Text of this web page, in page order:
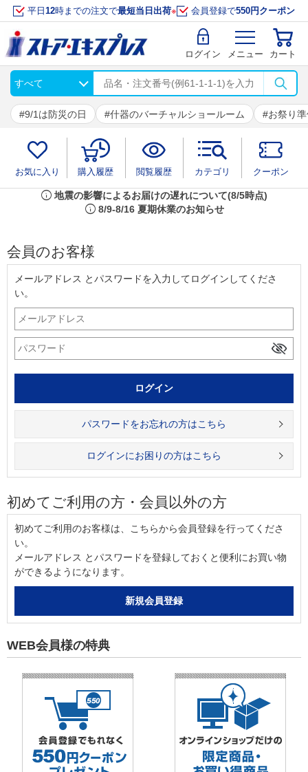
平日 12時までの注文で最短当日出荷※ 会員登録で550円クーポン
ログイン メニュー カート
9/1は防災の日 什器のバーチャルショールーム お祭り
お気に入り 購入履歴 閲覧履歴 カテゴリ クーポン
info 地震の影響によるお届けの遅れについて(8/5時点)
info 8/9-8/16 夏期休業のお知らせ
会員のお客様
メールアドレス とパスワードを入力してログインしてくださ
い。
パスワードをお忘れの方はこちら
ログインにお困りの方はこちら
初めてご利用の方・会員以外の方
初めてご利用のお客様は、こちらから会員登録を行ってくださ
い。
メールアドレス とパスワードを登録しておくと便利にお買い物
ができるようになります。
WEB会員様の特典